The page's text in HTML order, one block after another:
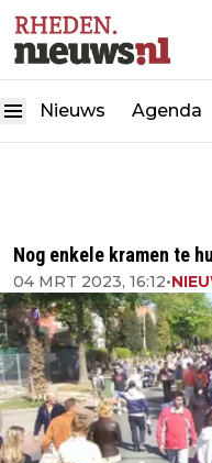
Nieuws Agenda
Nog enkele kramen te
04 MRT 2023, 16:12•